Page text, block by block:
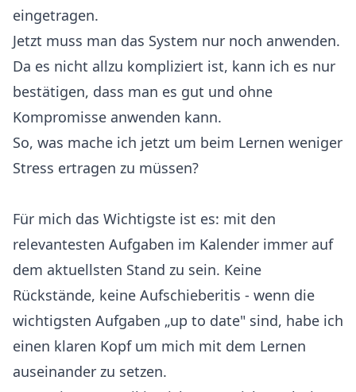
eingetragen.
Jetzt muss man das System nur noch anwenden.
Da es nicht allzu kompliziert ist, kann ich es nur
bestätigen, dass man es gut und ohne
Kompromisse anwenden kann.
So, was mache ich jetzt um beim Lernen weniger
Stress ertragen zu müssen?
Für mich das Wichtigste ist es: mit den
relevantesten Aufgaben im Kalender immer auf
dem aktuellsten Stand zu sein. Keine
Rückstände, keine Aufschieberitis - wenn die
wichtigsten Aufgaben „up to date" sind, habe ich
einen klaren Kopf um mich mit dem Lernen
auseinander zu setzen.